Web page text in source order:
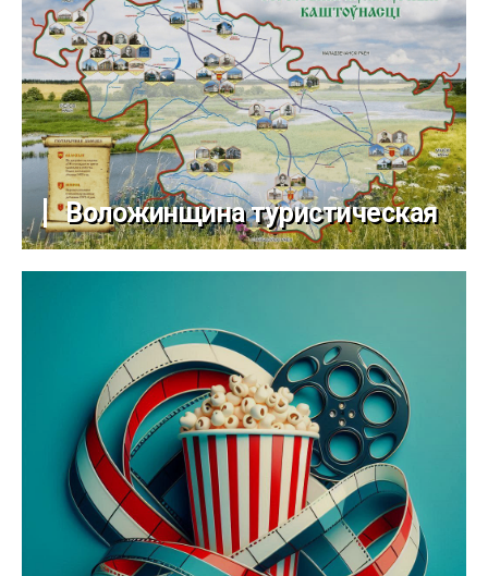
Воложинщина туристическая